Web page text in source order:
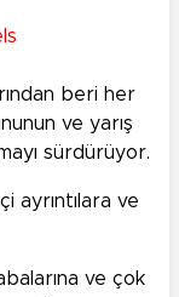
beri her
ve yarış
sürdürüyor.
ayrıntılara ve
ve çok